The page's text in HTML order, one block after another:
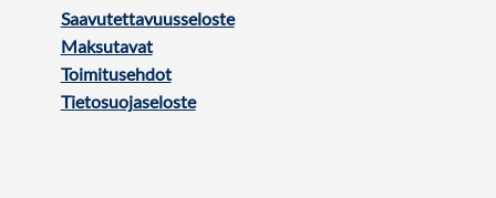
Saavutettavuusseloste
Maksutavat
Toimitusehdot
Tietosuojaseloste